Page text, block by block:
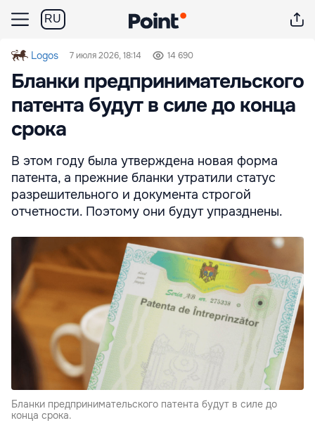
RU
Logos 7 июля 2026, 18:14 14 690
Бланки предпринимательского
патента будут в силе до конца
срока
В этом году была утверждена новая форма
патента, а прежние бланки утратили статус
разрешительного и документа строгой
отчетности. Поэтому они будут упразднены.
Бланки предпринимательского патента будут в силе до
конца срока.